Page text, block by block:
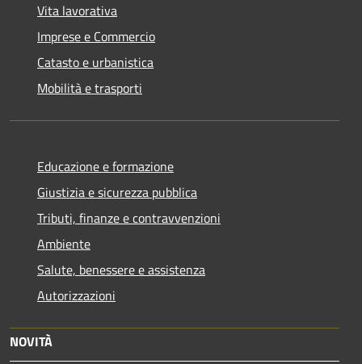
Vita lavorativa
Imprese e Commercio
Catasto e urbanistica
Mobilità e trasporti
Educazione e formazione
Giustizia e sicurezza pubblica
Tributi, finanze e contravvenzioni
Ambiente
Salute, benessere e assistenza
Autorizzazioni
NOVITÀ